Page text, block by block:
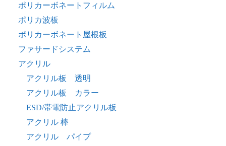
ポリカーボネートフィルム
ポリカ波板
ポリカーボネート屋根板
ファサードシステム
アクリル
アクリル板 透明
アクリル板 カラー
ESD/帯電防止アクリル板
アクリル 棒
アクリル パイプ